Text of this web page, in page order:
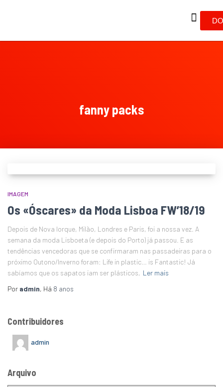
fanny packs
IMAGEM
Os «Óscares» da Moda Lisboa FW’18/19
Depois de Nova Iorque, Milão, Londres e Paris, foi a nossa vez. A
semana da moda Lisboeta (e depois do Porto) já passou. E as
tendências vencedoras que se confirmaram nas passadeiras para o
próximo Outono/Inverno foram: Life in plastic… is Fantastic! Já
sabíamos que os sapatos iam ser plásticos, Ler mais
Por admin, Há 8 anos
Contribuidores
admin
Arquivo